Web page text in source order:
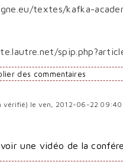
textes/kafka-
des commentaires
vérifié) le ven, 2012-06-22 09:40
une vidéo de la